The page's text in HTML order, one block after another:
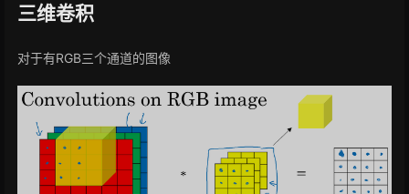
三维卷积
对于有RGB三个通道的图像